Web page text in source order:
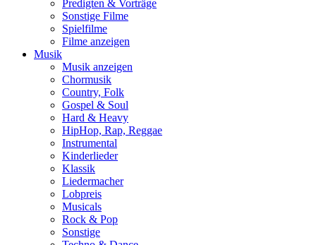
Predigten & Vorträge
Sonstige Filme
Spielfilme
Filme anzeigen
Musik
Musik anzeigen
Chormusik
Country, Folk
Gospel & Soul
Hard & Heavy
HipHop, Rap, Reggae
Instrumental
Kinderlieder
Klassik
Liedermacher
Lobpreis
Musicals
Rock & Pop
Sonstige